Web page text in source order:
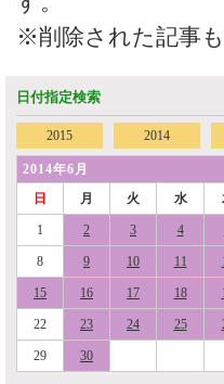
※削除された記事
日付指定検索
2015 2014
2014年6月
日
月 火 水
1 2 3 4
8 9 10 11
15 16 17 18
22 23 24 25
29 30